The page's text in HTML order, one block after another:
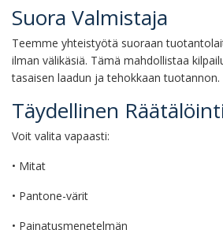
Suora Valmistaja
Teemme yhteistyötä suoraan
ilman välikäsiä. Tämä mahdollistaa
tasaisen laadun ja tehokkaan tuotannon.
Täydellinen
Voit valita vapaasti:
• Mitat
• Pantone-värit
• Painatusmenetelmän